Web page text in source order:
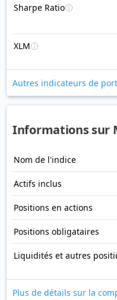
Sharpe Ratio
XLM
Autres indicateurs de
Informations sur
Nom de l'indice
Actifs inclus
Positions en actions
Positions obligataires
Liquidités et autres
Plus de détails sur la